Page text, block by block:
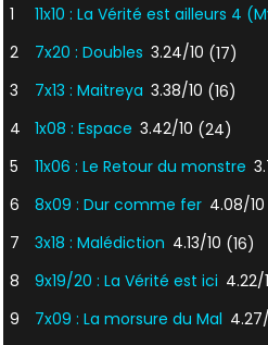
1 11x10 : La Vérité est ailleurs 4
2
7x20 : Doubles 3.24/10 (17)
3
7x13 : Maitreya 3.38/10 (16)
4
1x08 : Espace 3.42/10 (24)
5
11x06 : Le Retour du monstre
6
8x09 : Dur comme fer 4.08/10
7
3x18 : Malédiction 4.13/10 (16)
8
9x19/20 : La Vérité est ici 4.22/
9
7x09 : La morsure du Mal